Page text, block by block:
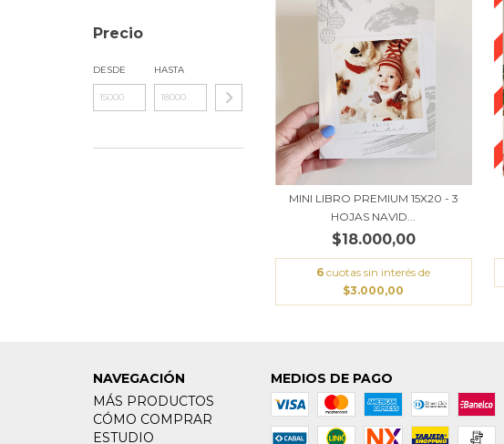
Precio
DESDE HASTA
MINI LIBRO PREMIUM 15X20 - 3
HOJAS NAVID...
$18.000,00
6 cuotas sin interés de
$3.000,00
NAVEGACIÓN
MÁS PRODUCTOS
CÓMO COMPRAR
ESTUDIO
MEDIOS DE PAGO